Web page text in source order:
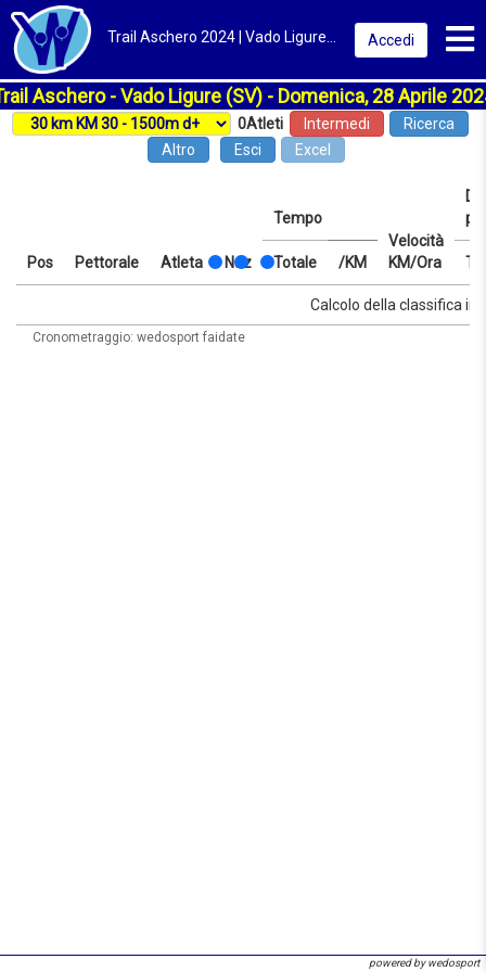
Accedi
Aschero - Vado Ligure (SV) - Domenica, 28 Aprile
0Atleti Intermedi
Ricerca
Altro
Esci Excel
Pos Pettorale Atleta Naz
Tempo
Velocità
KM/Ora
Totale /KM
Tempo
Velocità
Totale /KM
Calcolo della classifica in
Cronometraggio: wedosport faidate
powered by wedosport